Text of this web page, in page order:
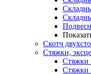
Скотч
Стяжки,
Cтяжки
Стяжки